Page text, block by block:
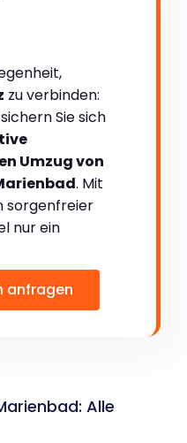
zu verbinden:
Sie sich
Umzug von
. Mit
sorgenfreier
nur ein
anfragen
Alle